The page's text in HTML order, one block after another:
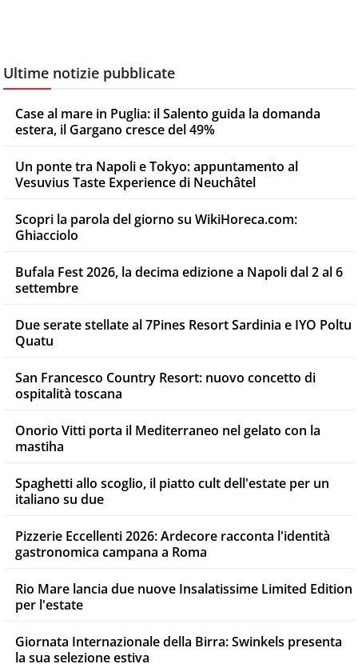
Ultime notizie pubblicate
Case al mare in Puglia: il Salento guida la domanda
estera, il Gargano cresce del 49%
Un ponte tra Napoli e Tokyo: appuntamento al
Vesuvius Taste Experience di Neuchâtel
Scopri la parola del giorno su WikiHoreca.com:
Ghiacciolo
Bufala Fest 2026, la decima edizione a Napoli dal 2 al 6
settembre
Due serate stellate al 7Pines Resort Sardinia e IYO Poltu
Quatu
San Francesco Country Resort: nuovo concetto di
ospitalità toscana
Onorio Vitti porta il Mediterraneo nel gelato con la
mastiha
Spaghetti allo scoglio, il piatto cult dell'estate per un
italiano su due
Pizzerie Eccellenti 2026: Ardecore racconta l'identità
gastronomica campana a Roma
Rio Mare lancia due nuove Insalatissime Limited Edition
per l'estate
Giornata Internazionale della Birra: Swinkels presenta
la sua selezione estiva